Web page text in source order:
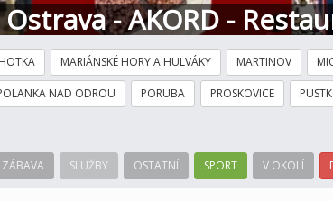
- AKORD -
MARIÁNSKÉ HORY A HULVÁKY MARTINOV
NAD ODROU PORUBA PROSKOVICE
ZÁBAVA SLUŽBY OSTATNÍ SPORT V OKOLÍ